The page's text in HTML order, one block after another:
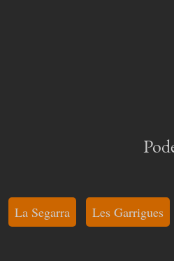
La Segarra Les Garrigues